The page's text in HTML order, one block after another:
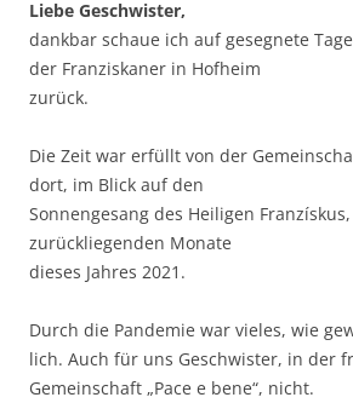
Lie­be Geschwis­ter,
dank­bar schaue ich auf geseg­ne­te
der Fran­zis­ka­ner in Hof­heim
zurück.
Die Zeit war erfüllt von der
dort, im Blick auf den
Son­nen­ge­sang des Hei­li­gen
zurück­lie­gen­den Mona­te
die­ses Jah­res 2021.
Durch die Pan­de­mie war vie­les, wie
lich. Auch für uns Geschwis­ter, in der
Gemein­schaft „Pace e bene“, nicht.